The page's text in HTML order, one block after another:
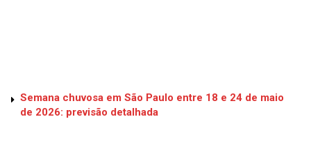
Semana chuvosa em São Paulo entre 18 e 24 de maio
de 2026: previsão detalhada